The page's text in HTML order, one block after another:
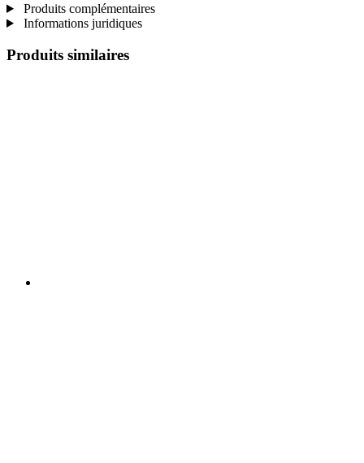
Produits complémentaires
Informations juridiques
Produits similaires